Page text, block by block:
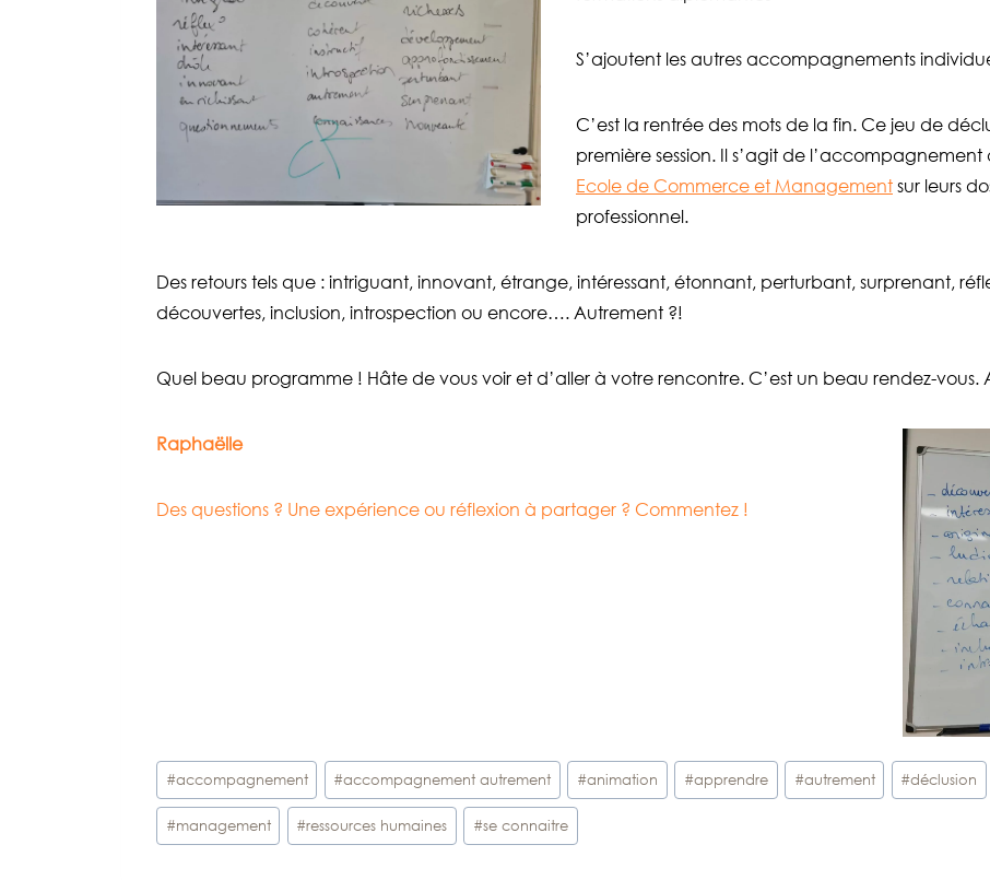
S’ajoutent les autres accompagnements
C’est la rentrée des mots de la fin. Ce jeu de
première session. Il s’agit de l’accompagnement
Ecole de Commerce et Management sur leurs
professionnel.
Des retours tels que : intriguant, innovant, étrange, intéressant, étonnant, perturbant, surprenant,
découvertes, inclusion, introspection ou encore…. Autrement ?!
Quel beau programme ! Hâte de vous voir et d’aller à votre rencontre. C’est un beau rendez-vous.
Raphaëlle
Des questions ? Une expérience ou réflexion à partager ? Commentez !
Étiquettes
de
la
#accompagnement #accompagnement autrement #animation #apprendre #autrement #déclusion
#management #ressources humaines #se connaitre